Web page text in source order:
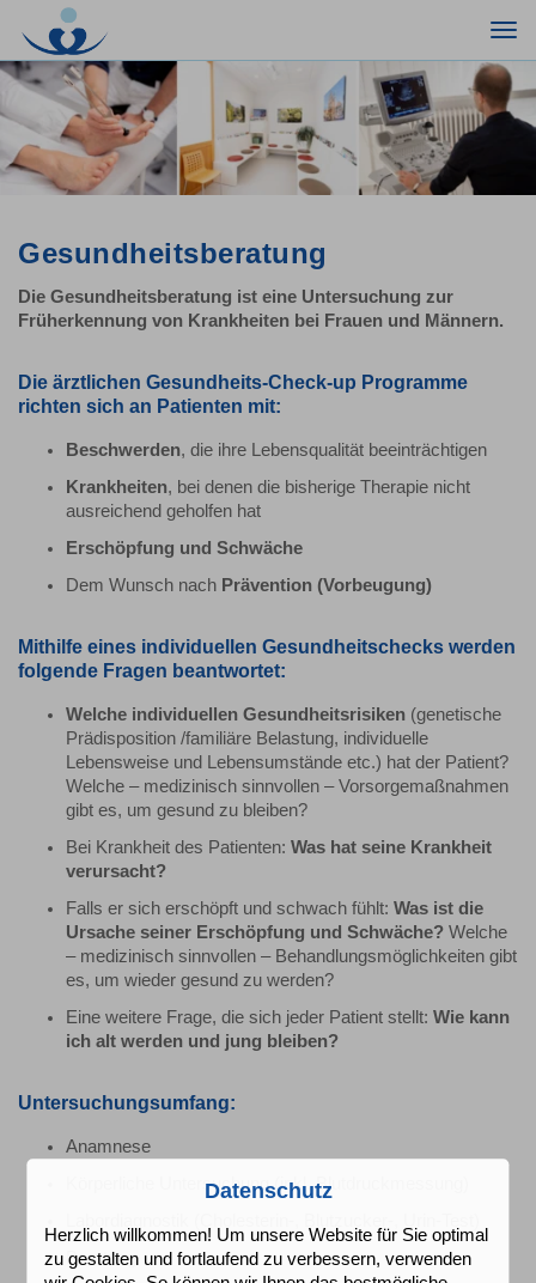
Gesundheitsberatung
Die Gesundheitsberatung ist eine Untersuchung zur
Früherkennung von Krankheiten bei Frauen und Männern.
Die ärztlichen Gesundheits-Check-up Programme
richten sich an Patienten mit:
Beschwerden, die ihre Lebensqualität beeinträchtigen
Krankheiten, bei denen die bisherige Therapie nicht
ausreichend geholfen hat
Erschöpfung und Schwäche
Dem Wunsch nach Prävention (Vorbeugung)
Mithilfe eines individuellen Gesundheitschecks werden
folgende Fragen beantwortet:
Welche individuellen Gesundheitsrisiken (genetische
Prädisposition /familiäre Belastung, individuelle
Lebensweise und Lebensumstände etc.) hat der Patient?
Welche – medizinisch sinnvollen – Vorsorgemaßnahmen
gibt es, um gesund zu bleiben?
Bei Krankheit des Patienten: Was hat seine Krankheit
verursacht?
Falls er sich erschöpft und schwach fühlt: Was ist die
Ursache seiner Erschöpfung und Schwäche? Welche
– medizinisch sinnvollen – Behandlungsmöglichkeiten gibt
es, um wieder gesund zu werden?
Eine weitere Frage, die sich jeder Patient stellt: Wie kann
ich alt werden und jung bleiben?
Untersuchungsumfang:
Anamnese
Körperliche Untersuchung (inkl. Blutdruckmessung)
Beratung
Datenschutz
Herzlich willkommen! Um unsere Website für Sie optimal
zu gestalten und fortlaufend zu verbessern, verwenden